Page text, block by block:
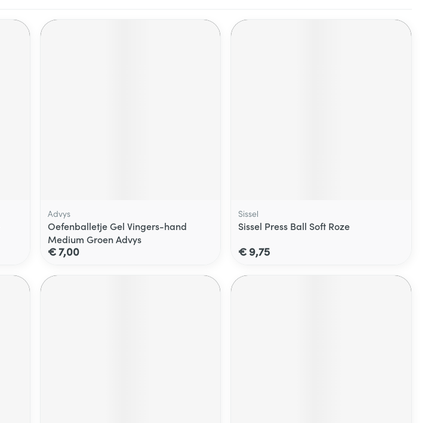
Advys
Oefenballetje Gel Vingers-hand
Medium Groen Advys
€ 7,00
Sissel
Sissel Press Ball Soft Roze
€ 9,75